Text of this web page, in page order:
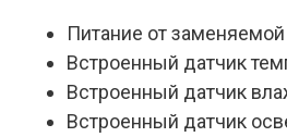
Питание от заменяемой
Встроенный датчик
Встроенный датчик
Встроенный датчик